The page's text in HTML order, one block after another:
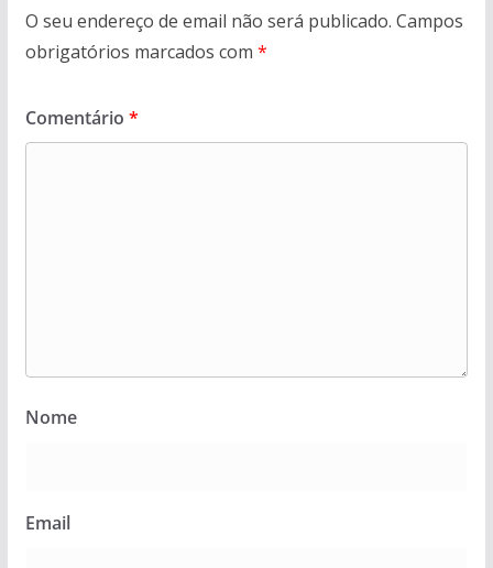
O seu endereço de email não será publicado. Campos
obrigatórios marcados com *
Comentário *
Nome
Email